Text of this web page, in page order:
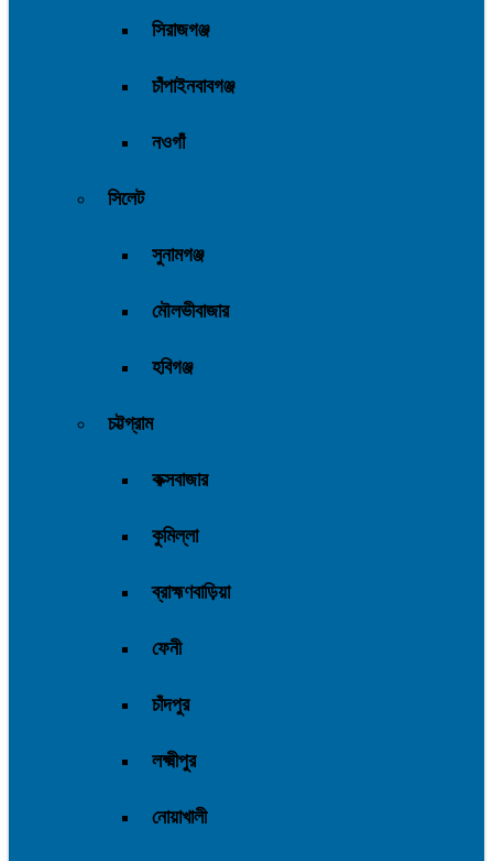
সিরাজগঞ্জ
চাঁপাইনবাবগঞ্জ
নওগাঁ
সিলেট
সুনামগঞ্জ
মৌলভীবাজার
হবিগঞ্জ
চট্টগ্রাম
কক্সবাজার
কুমিল্লা
ব্রাহ্মণবাড়িয়া
ফেনী
চাঁদপুর
লক্ষ্মীপুর
নোয়াখালী